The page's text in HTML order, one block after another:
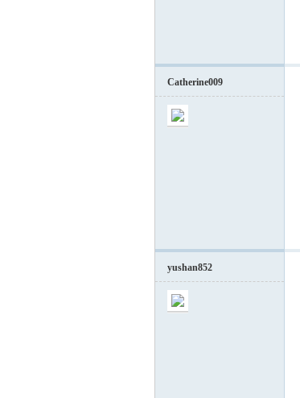
Catherine009
yushan852